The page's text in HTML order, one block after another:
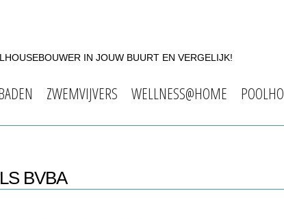
IN JOUW BUURT EN VERGELIJK!
ZWEMVIJVERS WELLNESS@HOME
BVBA